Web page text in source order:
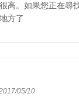
高。如果您正在尋
方了
05/10